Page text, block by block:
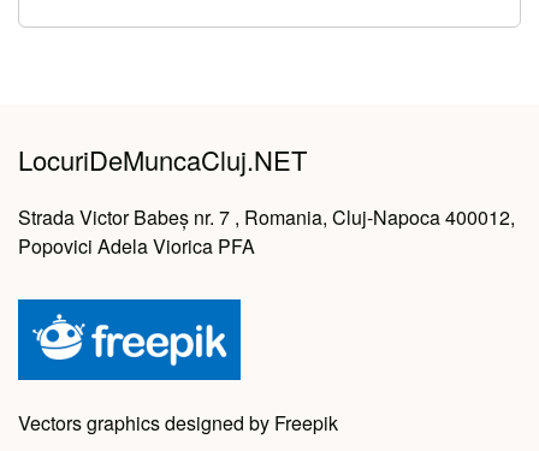
LocuriDeMuncaCluj.NET
Strada Victor Babeș nr. 7 , Romania, Cluj-Napoca 400012,
Popovici Adela Viorica PFA
Vectors graphics designed by Freepik